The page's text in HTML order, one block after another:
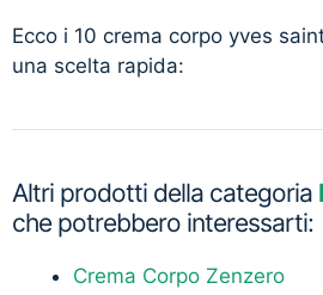
Ecco i 10 crema corpo yves
una scelta rapida:
Altri prodotti della categoria
che potrebbero interessarti:
Crema Corpo Zenzero